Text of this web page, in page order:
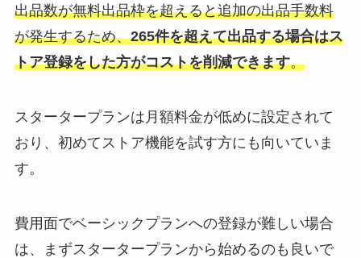
出品数が無料出品枠を超えると追加の出品手数料
が発生するため、265件を超えて出品する場合はス
トア登録をした方がコストを削減できます。
スタータープランは月額料金が低めに設定されて
おり、初めてストア機能を試す方にも向いていま
す。
費用面でベーシックプランへの登録が難しい場合
は、まずスタータープランから始めるのも良いで